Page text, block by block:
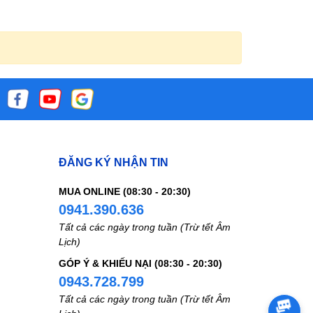
ĐĂNG KÝ NHẬN TIN
MUA ONLINE (08:30 - 20:30)
0941.390.636
Tất cả các ngày trong tuần (Trừ tết Âm
Lịch)
GÓP Ý & KHIẾU NẠI (08:30 - 20:30)
0943.728.799
Tất cả các ngày trong tuần (Trừ tết Âm